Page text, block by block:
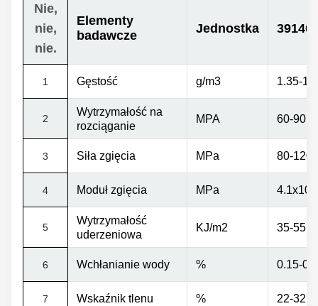
Nie,
nie,
nie.
Elementy
badawcze
Jednostka
1 Gęstość g/m3 1.35-1.5
2
Wytrzymałość na
rozciąganie
MPA 60-90
3 Siła zgięcia MPa 80-120
4 Moduł zgięcia MPa 4.1x10
5
Wytrzymałość
uderzeniowa
KJ/m2 35-55
6 Wchłanianie wody % 0.15-
7 Wskaźnik tlenu % 22-32